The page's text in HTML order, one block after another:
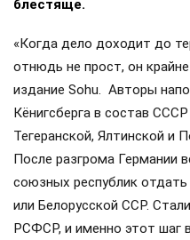
блестяще.
«Когда дело доходит до
отнюдь не прост, он
издание Sohu. Авторы
Кёнигсберга в состав
Тегеранской, Ялтинской и
После разгрома Германии
союзных республик
или Белорусской ССР.
РСФСР, и именно этот шаг